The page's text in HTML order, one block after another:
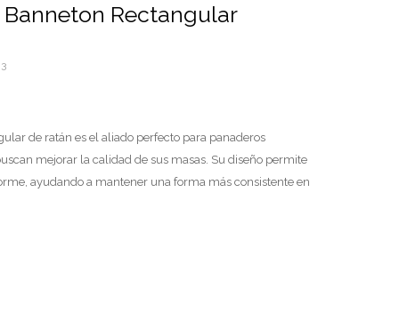
Rectangular
de ratán es el aliado perfecto para panaderos
mejorar la calidad de sus masas. Su diseño permite
ayudando a mantener una forma más consistente en